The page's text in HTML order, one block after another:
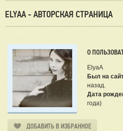
ELYAA - АВТОРСКАЯ СТРАНИЦА
О
ElyaA
Был на
назад.
Дата
года)
ДОБАВИТЬ В ИЗБРАННОЕ